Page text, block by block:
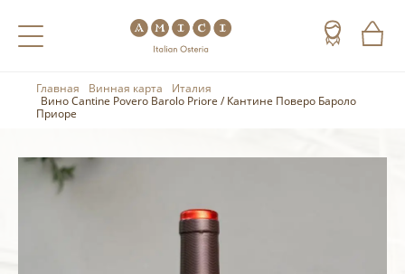
Назад
Назад
Игристое вино
Назад
Главная Винная карта
Италия
Вино Cantine Povero Barolo Priore / Кантине Поверо Бароло
Приоре